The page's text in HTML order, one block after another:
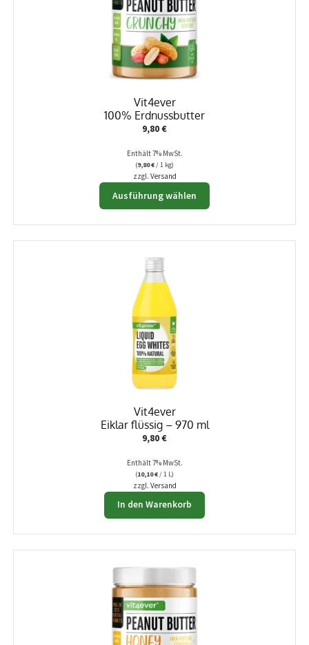
Vit4ever
100% Erdnussbutter
9,80€
Enthält 7% MwSt.
(9,80€/ 1 kg)
zzgl. Versand
Ausführung wählen
Dieses
Produkt
Vit4ever
Eiklar flüssig – 970 ml
9,80€
Enthält 7% MwSt.
(10,10€/ 1 L)
zzgl. Versand
In den Warenkorb